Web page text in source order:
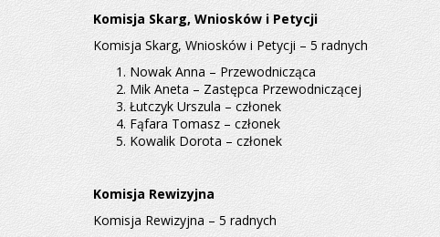
Komisja Skarg, Wniosków i Petycji
Komisja Skarg, Wniosków i Petycji – 5 radnych
Nowak Anna – Przewodnicząca
Mik Aneta – Zastępca Przewodniczącej
Łutczyk Urszula – członek
Fąfara Tomasz – członek
Kowalik Dorota – członek
Komisja Rewizyjna
Komisja Rewizyjna – 5 radnych